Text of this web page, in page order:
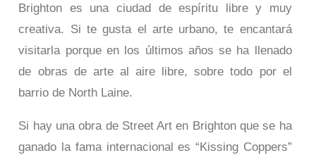
Brighton es una ciudad de espíritu libre y muy
creativa. Si te gusta el arte urbano, te encantará
visitarla porque en los últimos años se ha llenado
de obras de arte al aire libre, sobre todo por el
barrio de North Laine.
Si hay una obra de Street Art en Brighton que se ha
ganado la fama internacional es “Kissing Coppers”